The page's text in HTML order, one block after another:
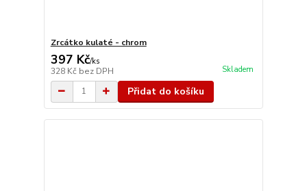
Zrcátko kulaté - chrom
397 Kč/ks
328 Kč bez DPH Skladem
Přidat do košíku